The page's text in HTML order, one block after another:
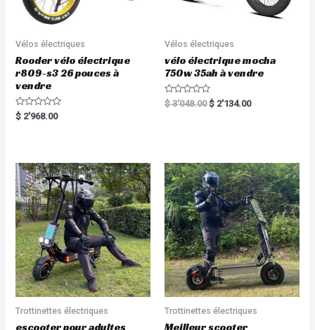
Vélos électriques
Rooder vélo électrique
r809-s3 26 pouces à
vendre
R
a
o
u
t
o
f
5
$ 2'968.00
Vélos électriques
vélo électrique mocha
750w 35ah à vendre
R
a
t
o
f
5
$3'048.00 $ 2'134.00
Trottinettes électriques
escooter pour adultes
Trottinettes électriques
Meilleur scooter